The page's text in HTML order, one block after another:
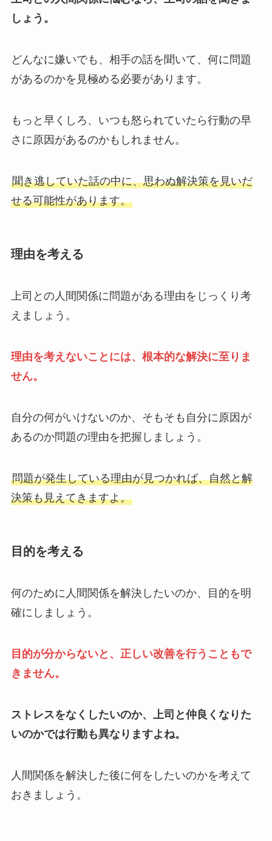
しょう。
どんなに嫌いでも、相手の話を聞いて、何に問題
があるのかを見極める必要があります。
もっと早くしろ、いつも怒られていたら行動の早
さに原因があるのかもしれません。
聞き逃していた話の中に、思わぬ解決策を見いだ
せる可能性があります。
理由を考える
上司との人間関係に問題がある理由をじっくり考
えましょう。
理由を考えないことには、根本的な解決に至りま
せん。
自分の何がいけないのか、そもそも自分に原因が
あるのか問題の理由を把握しましょう。
問題が発生している理由が見つかれば、自然と解
決策も見えてきますよ。
目的を考える
何のために人間関係を解決したいのか、目的を明
確にしましょう。
目的が分からないと、正しい改善を行うこともで
きません。
ストレスをなくしたいのか、上司と仲良くなりた
いのかでは行動も異なりますよね。
人間関係を解決した後に何をしたいのかを考えて
おきましょう。